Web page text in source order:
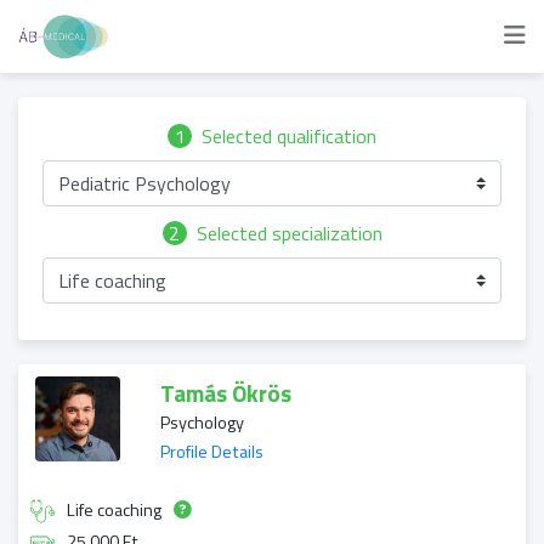
1 Selected qualification
Pediatric Psychology
2
Selected specialization
Life coaching
Tamás Ökrös
Psychology
Profile Details
Life coaching